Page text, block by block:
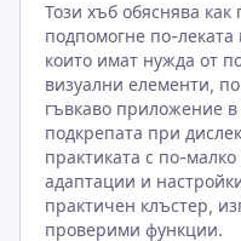
Този хъб обяснява
подпомогне по-
които имат нужда от
визуални елементи,
гъвкаво приложение
подкрепата при
практиката с по-
адаптации и
практичен клъстер,
проверими функции.